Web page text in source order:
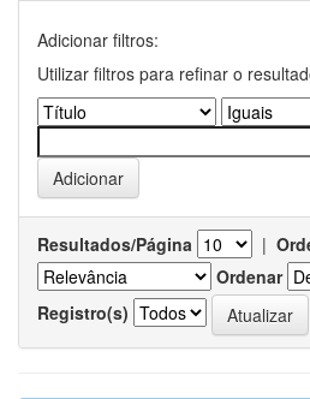
Adicionar filtros:
Utilizar filtros para refinar o
Resultados/Página |
Ordenar
Registro(s)